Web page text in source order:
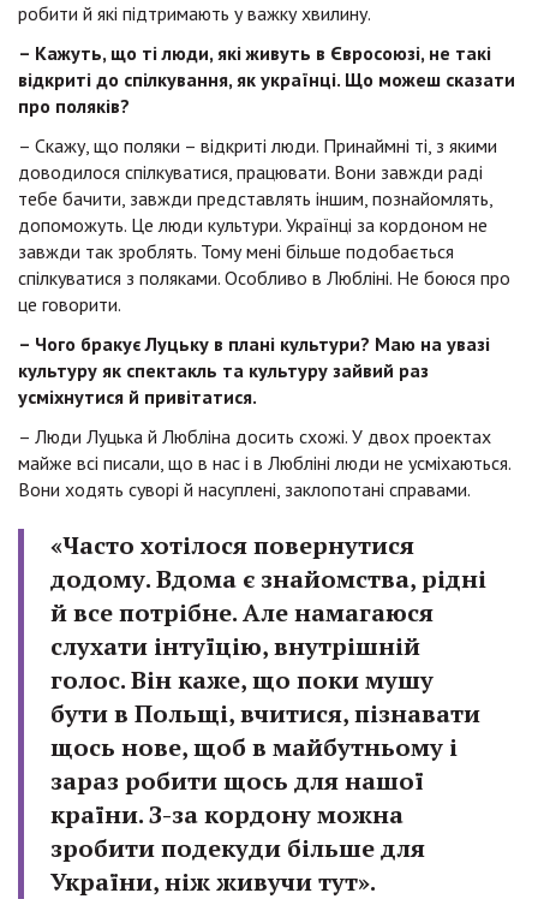
робити й які підтримають у важку хвилину.
– Кажуть, що ті люди, які живуть в Євросоюзі, не такі
відкриті до спілкування, як українці. Що можеш сказати
про поляків?
– Скажу, що поляки – відкриті люди. Принаймні ті, з якими
доводилося спілкуватися, працювати. Вони завжди раді
тебе бачити, завжди представлять іншим, познайомлять,
допоможуть. Це люди культури. Українці за кордоном не
завжди так зроблять. Тому мені більше подобається
спілкуватися з поляками. Особливо в Любліні. Не боюся про
це говорити.
– Чого бракує Луцьку в плані культури? Маю на увазі
культуру як спектакль та культуру зайвий раз
усміхнутися й привітатися.
– Люди Луцька й Любліна досить схожі. У двох проектах
майже всі писали, що в нас і в Любліні люди не усміхаються.
Вони ходять суворі й насуплені, заклопотані справами.
«Часто хотілося повернутися
додому. Вдома є знайомства, рідні
й все потрібне. Але намагаюся
слухати інтуїцію, внутрішній
голос. Він каже, що поки мушу
бути в Польщі, вчитися, пізнавати
щось нове, щоб в майбутньому і
зараз робити щось для нашої
країни. З-за кордону можна
зробити подекуди більше для
України, ніж живучи тут».